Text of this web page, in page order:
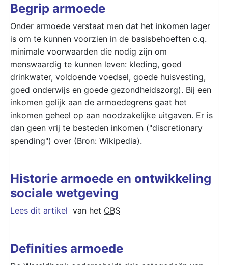
Begrip armoede
Onder armoede verstaat men dat het inkomen lager
is om te kunnen voorzien in de basisbehoeften c.q.
minimale voorwaarden die nodig zijn om
menswaardig te kunnen leven: kleding, goed
drinkwater, voldoende voedsel, goede huisvesting,
goed onderwijs en goede gezondheidszorg). Bij een
inkomen gelijk aan de armoedegrens gaat het
inkomen geheel op aan noodzakelijke uitgaven. Er is
dan geen vrij te besteden inkomen ("discretionary
spending") over (Bron: Wikipedia).
Historie armoede en ontwikkeling
sociale wetgeving
Lees dit artikel van het CBS
Definities armoede